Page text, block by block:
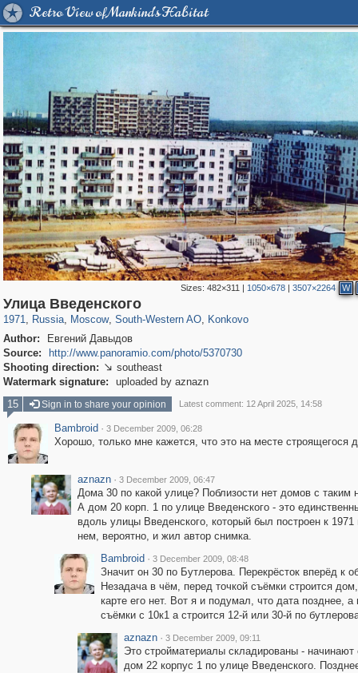
Retro View of Mankind's Habitat
Sizes: 482×311 | 1050×678| 3507×2264 W
Улица Введенского
1971, Russia
1,407,269 29,248
, Moscow
319,878 8,286
, South-Western AO
12,414
, Konkovo
Author:
Евгений Давыдов
Source:
http://www.panoramio.com/photo/5370730
Shooting direction:  southeast
Watermark signature:
uploaded by aznazn
15
Sign in to share your opinion Latest comment: 12 April 2025, 14:58
Bambroid · 3 December 2009, 06:28
Хорошо, только мне кажется, что это на месте строящегося
aznazn · 3 December 2009, 06:47
Дома 30 по какой улице? Поблизости нет домов с таким
А дом 20 корп. 1 по улице Введенского - это
вдоль улицы Введенского, который был построен к 1971
нем, вероятно, и жил автор снимка.
Bambroid · 3 December 2009, 08:48
Значит он 30 по Бутлерова. Перекрёсток вперёд к
Незадача в чём, перед точкой съёмки строится
карте его нет. Вот я и подумал, что дата позднее, а
съёмки с 10к1 а строится 12-й или 30-й по
aznazn · 3 December 2009, 09:11
Это стройматериалы складированы - начинают
дом 22 корпус 1 по улице Введенского.